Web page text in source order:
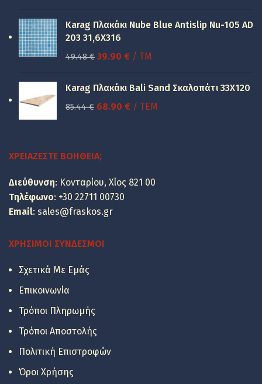
was:
150.00 €.
τιμή
100.00 €.
Karag Πλακάκι Nube Blue Antislip Nu-105 AD
203 31,6X316
49.48€ Original
was:
39.90 €Η
τιμή
είναι:
39.90 €.
/ TM
Karag Πλακάκι Bali Sand Σκαλοπάτι 33Χ120
85.44€ Original
68.90 €Η/ ΤΕΜ
ΧΡΕΙΆΖΕΣΤΕ ΒΟΉΘΕΙΑ;
Διεύθυνση: Κονταρίου, Χίος 821 00
Τηλέφωνο: +30 22711 00730
Email: sales@fraskos.gr
ΧΡΉΣΙΜΟΙ ΣΎΝΔΕΣΜΟΙ
Σχετικά Με Εμάς
Επικοινωνία
Τρόποι Πληρωμής
Τρόποι Αποστολής
Πολιτική Επιστροφών
Όροι Χρήσης